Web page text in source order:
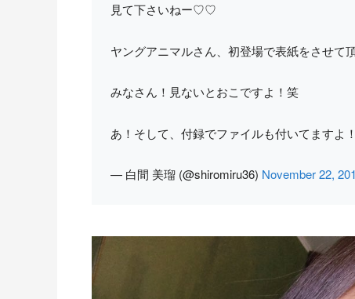
見て下さいねー♡♡
ヤングアニマルさん、初登場で表紙をさせて
みなさん！見ないとおこですよ！笑
あ！そして、付録でファイルも付いてますよ
— 白間 美瑠 (@shiromiru36) November 22,